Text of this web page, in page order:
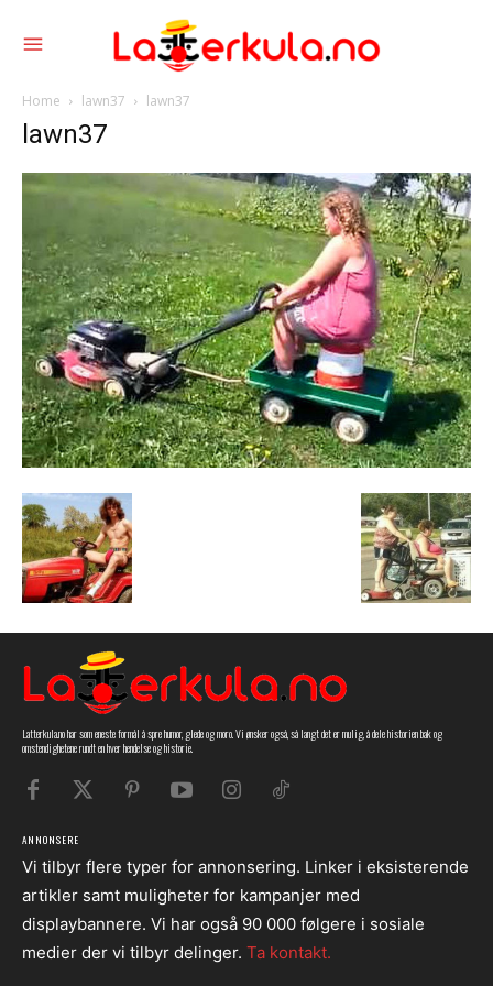
Home lawn37 lawn37
lawn37
Latterkula.no har som eneste formål å spre humor, glede og moro. Vi ønsker også, så langt det er mulig, å dele historien bak og
omstendighetene rundt en hver hendelse og historie.
ANNONSERE
Vi tilbyr flere typer for annonsering. Linker i eksisterende
artikler samt muligheter for kampanjer med
displaybannere. Vi har også 90 000 følgere i sosiale
medier der vi tilbyr delinger. Ta kontakt.